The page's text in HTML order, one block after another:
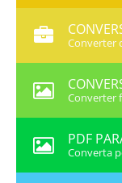
Converter
Converter
PDF
Converta